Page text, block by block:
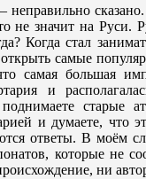
неправильно
не значит на Руси.
Когда стал
самые
самая большая
и
старые
и думаете, что
ответы. В моём
которые не
ни